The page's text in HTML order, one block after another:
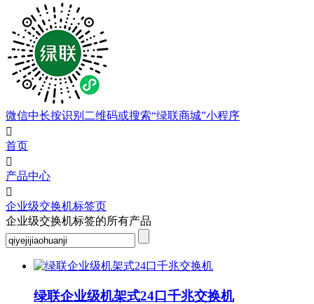
微信中长按识别二维码或搜索“绿联商城”小程序

首页

产品中心

企业级交换机标签页
企业级交换机标签的所有产品
绿联企业级机架式24口千兆交换机